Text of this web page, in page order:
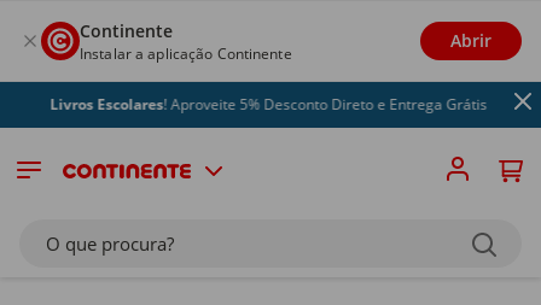
Continente
Instalar a aplicação Continente
Abrir
Escolares! Aproveite 5% Desconto Direto e Entrega Grátis
O que procura?